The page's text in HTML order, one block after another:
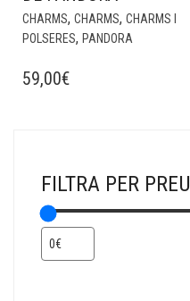
CHARMS, CHARMS, CHARMS I
POLSERES, PANDORA
59,00€
FILTRA PER PREU